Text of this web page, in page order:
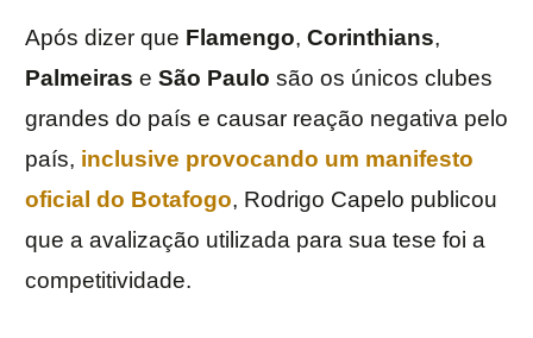
Após dizer que Flamengo, Corinthians,
Palmeiras e São Paulo são os únicos clubes
grandes do país e causar reação negativa pelo
país, inclusive provocando um manifesto
oficial do Botafogo, Rodrigo Capelo publicou
que a avalização utilizada para sua tese foi a
competitividade.